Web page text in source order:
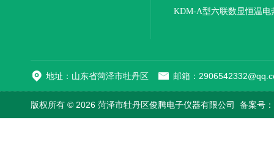
KDM-A型六联数显恒温电
地址：山东省菏泽市牡丹区 邮箱：
版权所有 © 2026 菏泽市牡丹区俊腾电子仪器有限公司 备案号